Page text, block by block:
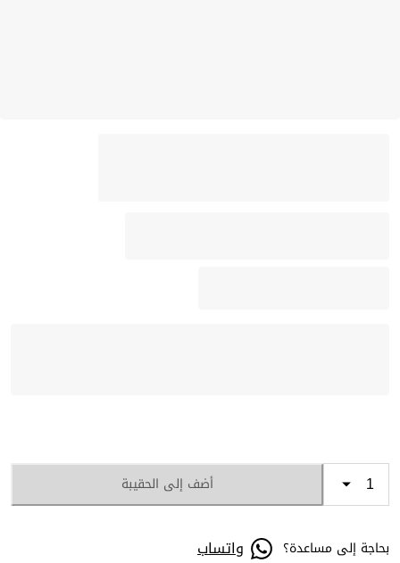
أضف إلى الحقيبة
بحاجة إلى مساعدة؟ واتساب